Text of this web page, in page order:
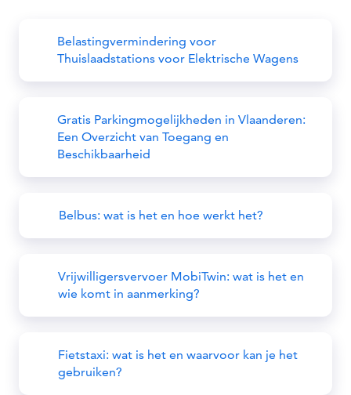
Belastingvermindering voor
Thuislaadstations voor Elektrische Wagens
Gratis Parkingmogelijkheden in Vlaanderen:
Een Overzicht van Toegang en
Beschikbaarheid
Belbus: wat is het en hoe werkt het?
Vrijwilligersvervoer MobiTwin: wat is het en
wie komt in aanmerking?
Fietstaxi: wat is het en waarvoor kan je het
gebruiken?